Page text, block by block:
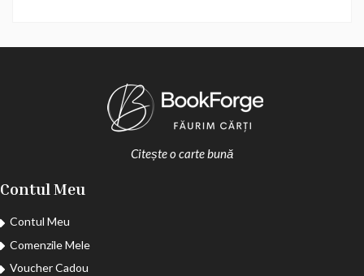
Citește o carte bună
Contul Meu
Contul Meu
Comenzile Mele
Voucher Cadou